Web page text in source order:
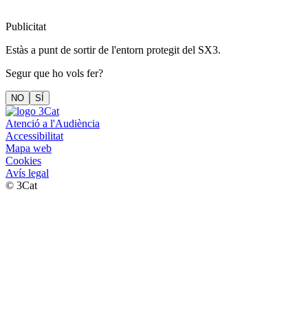
Publicitat
Estàs a punt de sortir de l'entorn protegit del SX3.
Segur que ho vols fer?
NO SÍ
Atenció a l'Audiència
Accessibilitat
Mapa web
Cookies
Avís legal
© 3Cat